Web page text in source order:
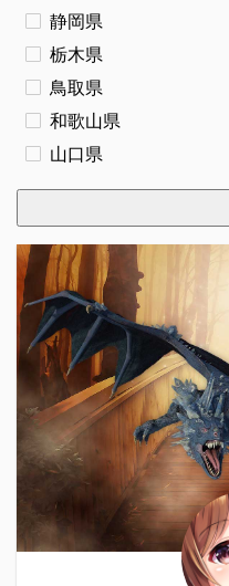
静岡県
栃木県
鳥取県
和歌山県
山口県